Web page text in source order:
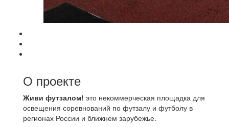
О проекте
Живи футзалом! это некоммерческая площадка для
освещения соревнований по футзалу и футболу в
регионах России и ближнем зарубежье.